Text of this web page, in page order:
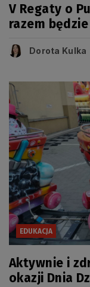
V Regaty o
razem
Dorota Kulka
EDUKACJA
Aktywnie i
okazji Dnia